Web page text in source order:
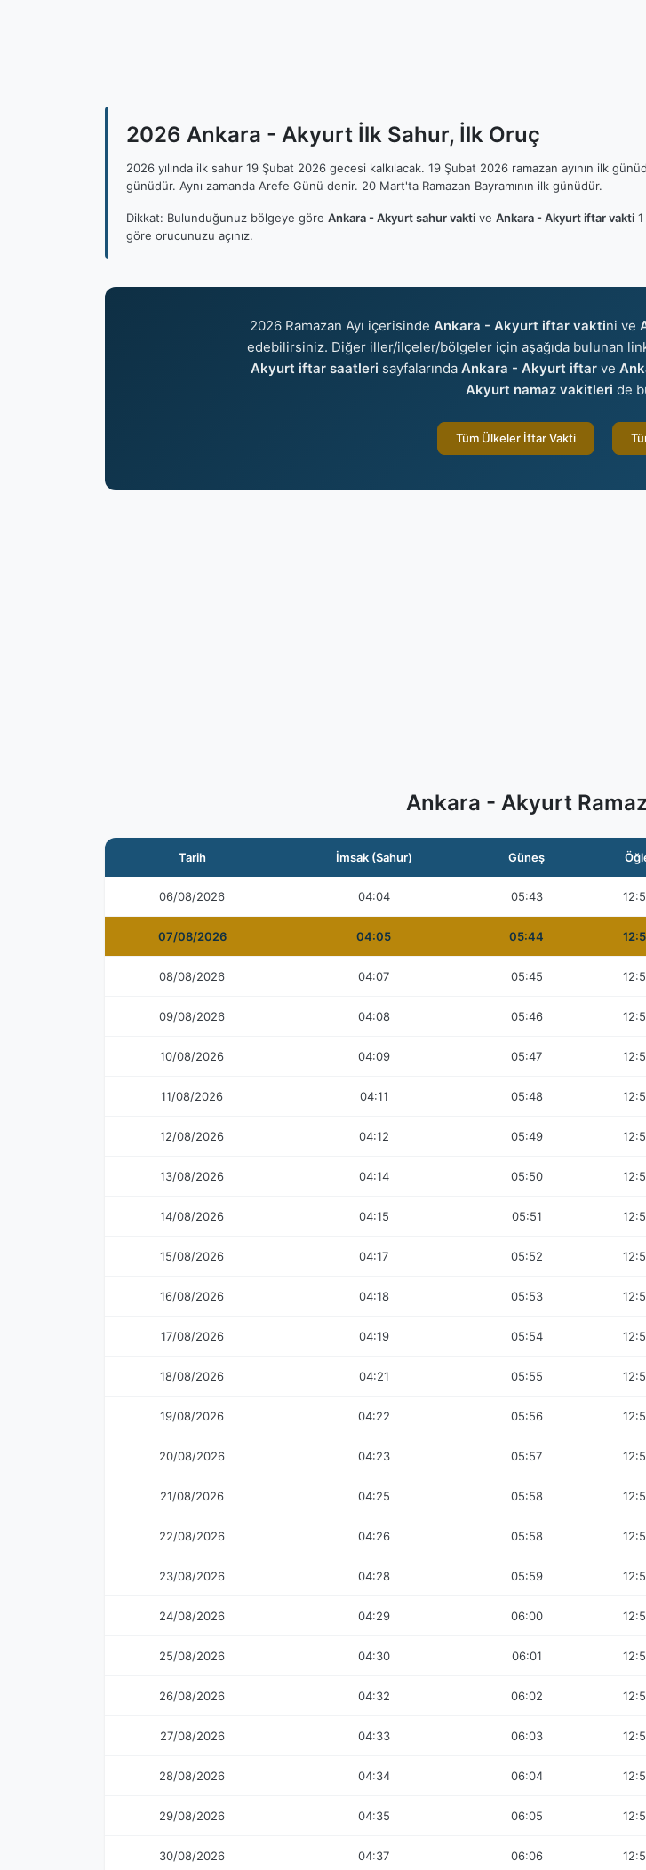
2026 Ankara - Akyurt İlk Sahur, İlk Oruç
2026 yılında ilk sahur 19 Şubat 2026 gecesi kalkılacak. 19 Şubat 2026 ramazan ayının ilk
günüdür. Aynı zamanda Arefe Günü denir. 20 Mart'ta Ramazan Bayramının ilk günüdür.
Dikkat: Bulunduğunuz bölgeye göre Ankara - Akyurt sahur vakti ve Ankara - Akyurt iftar vakti
göre orucunuzu açınız.
2026 Ramazan Ayı içerisinde Ankara - Akyurt iftar vaktini ve
edebilirsiniz. Diğer iller/ilçeler/bölgeler için aşağıda bulunan
Akyurt iftar saatleri sayfalarında Ankara - Akyurt iftar ve
Akyurt namaz vakitleri de
Tüm Ülkeler İftar Vakti
Ankara - Akyurt
Tarih İmsak (Sahur) Güneş
06/08/2026 04:04 05:43
07/08/2026 04:05 05:44
08/08/2026 04:07 05:45
09/08/2026 04:08 05:46
10/08/2026 04:09 05:47
11/08/2026 04:11 05:48
12/08/2026 04:12 05:49
13/08/2026 04:14 05:50
14/08/2026 04:15 05:51
15/08/2026 04:17 05:52
16/08/2026 04:18 05:53
17/08/2026 04:19 05:54
18/08/2026 04:21 05:55
19/08/2026 04:22 05:56
20/08/2026 04:23 05:57
21/08/2026 04:25 05:58
22/08/2026 04:26 05:58
23/08/2026 04:28 05:59
24/08/2026 04:29 06:00
25/08/2026 04:30 06:01
26/08/2026 04:32 06:02
27/08/2026 04:33 06:03
28/08/2026 04:34 06:04
29/08/2026 04:35 06:05
30/08/2026 04:37 06:06